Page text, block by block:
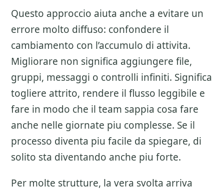
Questo approccio aiuta anche a evitare un
errore molto diffuso: confondere il
cambiamento con l’accumulo di attivita.
Migliorare non significa aggiungere file,
gruppi, messaggi o controlli infiniti. Significa
togliere attrito, rendere il flusso leggibile e
fare in modo che il team sappia cosa fare
anche nelle giornate piu complesse. Se il
processo diventa piu facile da spiegare, di
solito sta diventando anche piu forte.
Per molte strutture, la vera svolta arriva